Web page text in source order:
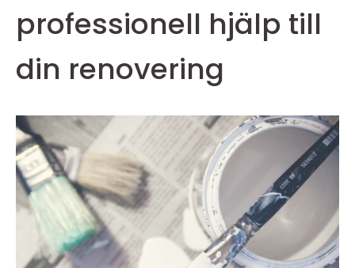
professionell hjälp till
din renovering